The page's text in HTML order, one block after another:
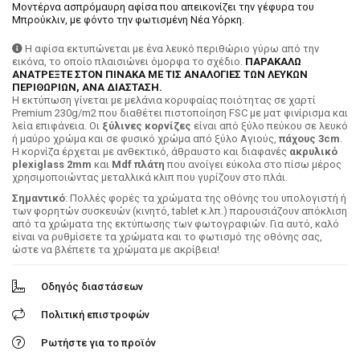
Μοντέρνα ασπρόμαυρη αφίσα που απεικονίζει την γέφυρα του
Μπρούκλιν, με φόντο την φωτισμένη Νέα Υόρκη.
Η αφίσα εκτυπώνεται με ένα λευκό περιθώριο γύρω από την
εικόνα, το οποίο πλαισιώνει όμορφα το σχέδιο. ΠΑΡΑΚΑΛΩ
ΑΝΑΤΡΕΞΤΕ ΣΤΟΝ ΠΙΝΑΚΑ ΜΕ ΤΙΣ ΑΝΑΛΟΓΙΕΣ ΤΩΝ ΛΕΥΚΩΝ
ΠΕΡΙΘΩΡΙΩΝ, ΑΝΑ ΔΙΑΣΤΑΣΗ.
H εκτύπωση γίνεται με μελάνια κορυφαίας ποιότητας σε χαρτί
Premium 230g/m2 που διαθέτει πιστοποίηση FSC με ματ φινίρισμα και
λεία επιφάνεια. Οι ξύλινες κορνίζες είναι από ξύλο πεύκου σε λευκό
ή μαύρο χρώμα και σε φυσικό χρώμα από ξύλο Αγιούς, πάχους 3cm.
Η κορνίζα έρχεται με ανθεκτικό, άθραυστο και διαφανές ακρυλικό
plexiglass 2mm και Mdf πλάτη που ανοίγει εύκολα στο πίσω μέρος
χρησιμοποιώντας μεταλλικά κλιπ που γυρίζουν στο πλάι.
Σημαντικό: Πολλές φορές τα χρώματα της οθόνης του υπολογιστή ή
των φορητών συσκευών (κινητό, tablet κ.λπ.) παρουσιάζουν απόκλιση
από τα χρώματα της εκτύπωσης των φωτογραφιών. Για αυτό, καλό
είναι να ρυθμίσετε τα χρώματα και το φωτισμό της οθόνης σας,
ώστε να βλέπετε τα χρώματα με ακρίβεια!
Οδηγός διαστάσεων
Πολιτική επιστροφών
Ρωτήστε για το προϊόν